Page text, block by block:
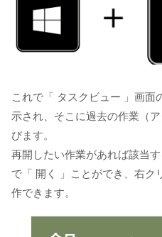
これで「 タスクビュー 」画面
示され、そこに過去の作業（
びます。
再開したい作業があれば該当
で「 開く 」ことができ、右ク
作できます。